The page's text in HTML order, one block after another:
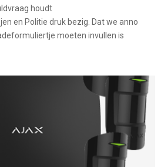
houdt
en Politie druk bezig. Dat we anno
moeten invullen is